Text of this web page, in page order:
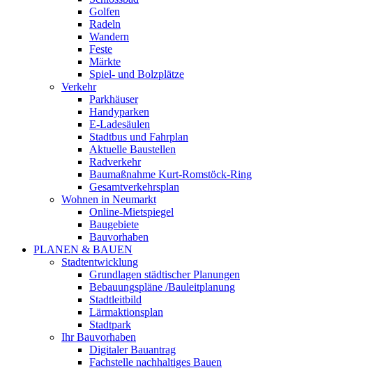
Golfen
Radeln
Wandern
Feste
Märkte
Spiel- und Bolzplätze
Verkehr
Parkhäuser
Handyparken
E-Ladesäulen
Stadtbus und Fahrplan
Aktuelle Baustellen
Radverkehr
Baumaßnahme Kurt-Romstöck-Ring
Gesamtverkehrsplan
Wohnen in Neumarkt
Online-Mietspiegel
Baugebiete
Bauvorhaben
PLANEN & BAUEN
Stadtentwicklung
Grundlagen städtischer Planungen
Bebauungspläne /Bauleitplanung
Stadtleitbild
Lärmaktionsplan
Stadtpark
Ihr Bauvorhaben
Digitaler Bauantrag
Fachstelle nachhaltiges Bauen